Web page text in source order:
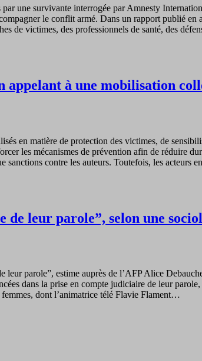
une survivante interrogée par Amnesty
le conflit armé. Dans un rapport publié
de victimes, des professionnels de santé, des
appelant à une mobilisation
en matière de protection des victimes, de
les mécanismes de prévention afin de réduire
contre les auteurs. Toutefois, les acteurs
de leur parole”, selon une
parole”, estime auprès de l’AFP Alice
dans la prise en compte judiciaire de leur
femmes, dont l’animatrice télé Flavie Flament…